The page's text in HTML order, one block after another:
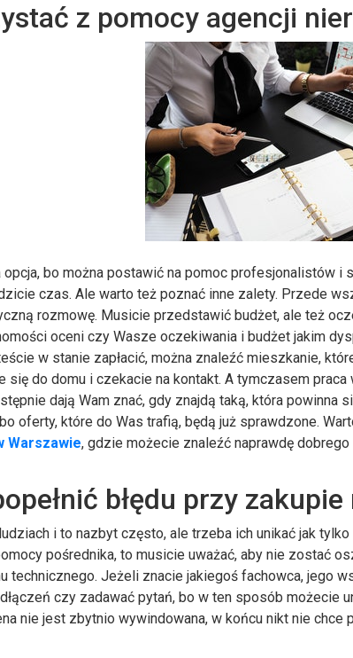
z pomocy agencji
bo można postawić na pomoc profesjonalistów i
czas. Ale warto też poznać inne zalety. Przede
rozmowę. Musicie przedstawić budżet, ale też
oceni czy Wasze oczekiwania i budżet jakim
w stanie zapłacić, można znaleźć mieszkanie,
się do domu i czekacie na kontakt. A tymczasem
dają Wam znać, gdy znajdą taką, która
oferty, które do Was trafią, będą już sprawdzone.
Warszawie, gdzie możecie znaleźć naprawdę dobrego
błędu przy
i to nazbyt często, ale trzeba ich unikać jak
pośrednika, to musicie uważać, aby nie zostać
technicznego. Jeżeli znacie jakiegoś fachowca, jego
czy zadawać pytań, bo w ten sposób możecie
nie jest zbytnio wywindowana, w końcu nikt nie chce